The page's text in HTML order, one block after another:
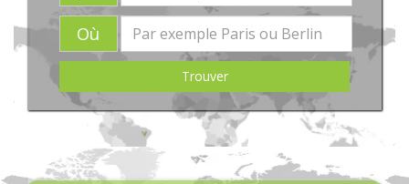
Où